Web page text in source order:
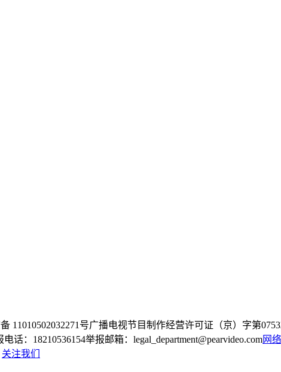
11010502032271号广播电视节目制作经营许可证（京）字第
话：18210536154举报邮箱：legal_department@pearvideo.com网
关注我们